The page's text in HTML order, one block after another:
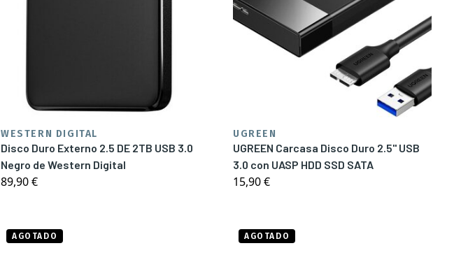
WESTERN DIGITAL
Disco Duro Externo 2.5 DE 2TB USB 3.0
Negro de Western Digital
89,90 €
UGREEN
UGREEN Carcasa Disco Duro 2.5" USB
3.0 con UASP HDD SSD SATA
15,90 €
AGOTADO AGOTADO